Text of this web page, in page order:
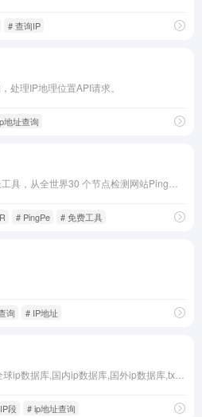
# 查询IP
处理IP地理位置API请求。
地址查询
# PingPe # 免费工具
询 # IP地址
段 # ip地址查询